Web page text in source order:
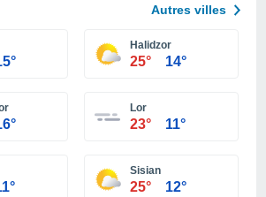
Autres villes
Halidzor
25° 14°
Lor
23° 11°
Sisian
25° 12°